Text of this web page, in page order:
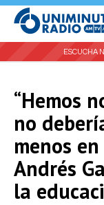
ESCUCHA
“Hemos
no
menos
Andrés
la